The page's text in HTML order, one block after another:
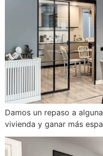
Damos un repaso a
vivienda y ganar más